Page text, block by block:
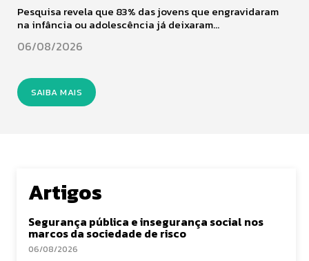
Pesquisa revela que 83% das jovens que engravidaram
na infância ou adolescência já deixaram...
06/08/2026
SAIBA MAIS
Artigos
Segurança pública e insegurança social nos
marcos da sociedade de risco
06/08/2026